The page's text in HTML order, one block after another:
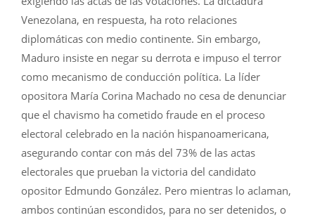
Venezolana, en respuesta, ha roto relaciones
diplomáticas con medio continente. Sin embargo,
Maduro insiste en negar su derrota e impuso el terror
como mecanismo de conducción política. La líder
opositora María Corina Machado no cesa de denunciar
que el chavismo ha cometido fraude en el proceso
electoral celebrado en la nación hispanoamericana,
asegurando contar con más del 73% de las actas
electorales que prueban la victoria del candidato
opositor Edmundo González. Pero mientras lo aclaman,
ambos continúan escondidos, para no ser detenidos, o